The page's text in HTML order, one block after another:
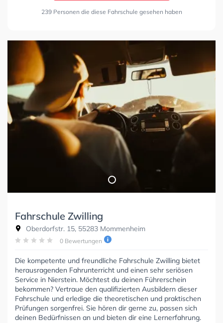
239 Personen die diese Fahrschule gesehen haben
Fahrschule Zwilling
Oberdorfstr. 15, 55283 Mommenheim
0 Bewertungen
Die kompetente und freundliche Fahrschule Zwilling bietet
herausragenden Fahrunterricht und einen sehr seriösen
Service in Nierstein. Möchtest du deinen Führerschein
bekommen? Vertraue den qualifizierten Ausbildern dieser
Fahrschule und erledige die theoretischen und praktischen
Prüfungen sorgenfrei. Sie hören dir gerne zu, passen sich
deinen Bedürfnissen an und bieten dir eine Lernerfahrung.